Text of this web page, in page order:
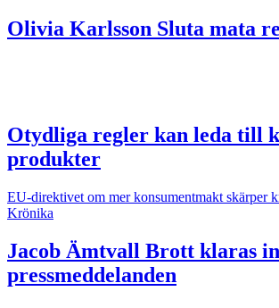
Olivia Karlsson Sluta mata
Otydliga regler kan leda till
produkter
EU-direktivet om mer konsumentmakt skärper
Krönika
Jacob Ämtvall Brott klaras
pressmeddelanden